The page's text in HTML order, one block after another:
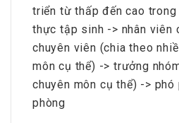
triển từ thấp đến cao
thực tập sinh -> nhân viên
chuyên viên (chia theo
môn cụ thể) -> trưởng
chuyên môn cụ thể) ->
phòng